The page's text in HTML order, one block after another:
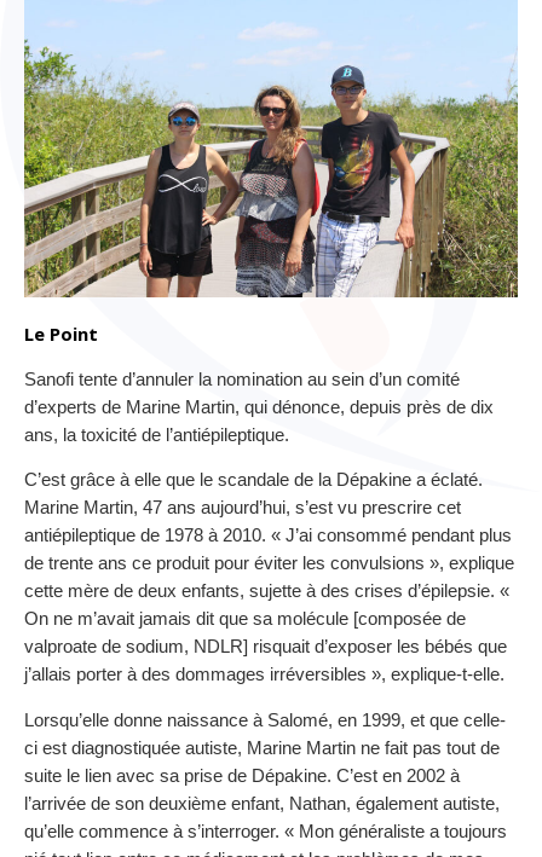
Le Point
Sanofi tente d’annuler la nomination au sein d’un comité
d’experts de Marine Martin, qui dénonce, depuis près de dix
ans, la toxicité de l’antiépileptique.
C’est grâce à elle que le scandale de la Dépakine a éclaté.
Marine Martin, 47 ans aujourd’hui, s’est vu prescrire cet
antiépileptique de 1978 à 2010. « J’ai consommé pendant plus
de trente ans ce produit pour éviter les convulsions », explique
cette mère de deux enfants, sujette à des crises d’épilepsie. «
On ne m’avait jamais dit que sa molécule [composée de
valproate de sodium, NDLR] risquait d’exposer les bébés que
j’allais porter à des dommages irréversibles », explique-t-elle.
Lorsqu’elle donne naissance à Salomé, en 1999, et que celle-
ci est diagnostiquée autiste, Marine Martin ne fait pas tout de
suite le lien avec sa prise de Dépakine. C’est en 2002 à
l’arrivée de son deuxième enfant, Nathan, également autiste,
qu’elle commence à s’interroger. « Mon généraliste a toujours